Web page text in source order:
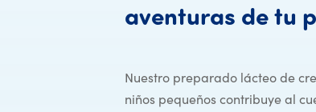
aventuras de tu
Nuestro preparado lácteo de
niños pequeños contribuye al